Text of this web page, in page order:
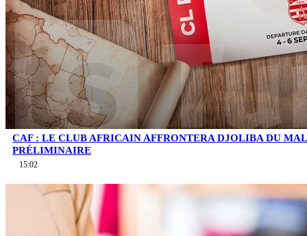
CAF : LE CLUB AFRICAIN AFFRONTERA DJOLIBA DU
PRÉLIMINAIRE
15:02